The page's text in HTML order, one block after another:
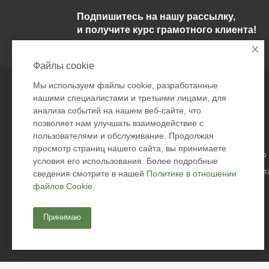
Подпишитесь на нашу рассылку,
и получите курс грамотного клиента!
О компании
Политика
Подарочные сертификаты
Условия оплаты
Условия доставки
Гарантия на товар
Безопасность
Файлы cookie
Мы используем файлы cookie, разработанные
нашими специалистами и третьими лицами, для
анализа событий на нашем веб-сайте, что
позволяет нам улучшать взаимодействие с
пользователями и обслуживание. Продолжая
просмотр страниц нашего сайта, вы принимаете
условия его использования. Более подробные
сведения смотрите в нашей Политике в отношении
файлов Cookie
Принимаю